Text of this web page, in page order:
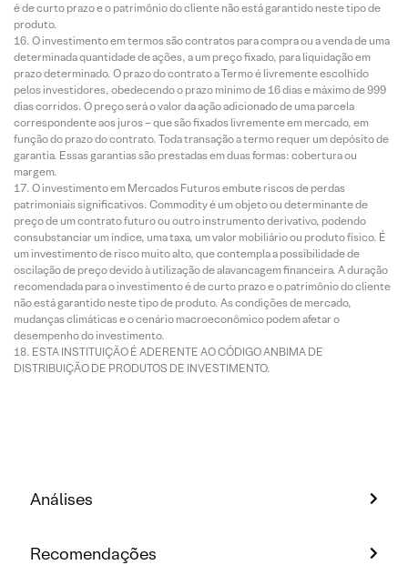
é de curto prazo e o patrimônio do cliente não está garantido neste tipo de
produto.
O investimento em termos são contratos para compra ou a venda de uma
determinada quantidade de ações, a um preço fixado, para liquidação em
prazo determinado. O prazo do contrato a Termo é livremente escolhido
pelos investidores, obedecendo o prazo mínimo de 16 dias e máximo de 999
dias corridos. O preço será o valor da ação adicionado de uma parcela
correspondente aos juros – que são fixados livremente em mercado, em
função do prazo do contrato. Toda transação a termo requer um depósito de
garantia. Essas garantias são prestadas em duas formas: cobertura ou
margem.
O investimento em Mercados Futuros embute riscos de perdas
patrimoniais significativos. Commodity é um objeto ou determinante de
preço de um contrato futuro ou outro instrumento derivativo, podendo
consubstanciar um índice, uma taxa, um valor mobiliário ou produto físico. É
um investimento de risco muito alto, que contempla a possibilidade de
oscilação de preço devido à utilização de alavancagem financeira. A duração
recomendada para o investimento é de curto prazo e o patrimônio do cliente
não está garantido neste tipo de produto. As condições de mercado,
mudanças climáticas e o cenário macroeconômico podem afetar o
desempenho do investimento.
ESTA INSTITUIÇÃO É ADERENTE AO CÓDIGO ANBIMA DE
DISTRIBUIÇÃO DE PRODUTOS DE INVESTIMENTO.
Análises
Recomendações